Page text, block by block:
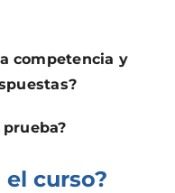
competencia y
curso?